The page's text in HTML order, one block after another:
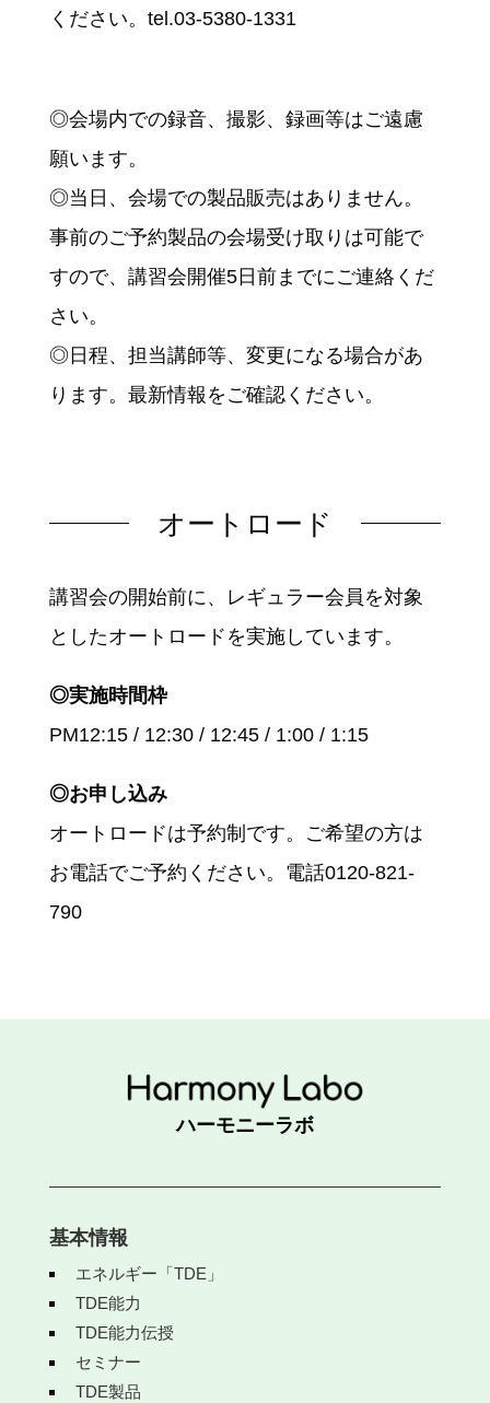
ください。tel.03-5380-1331
◎会場内での録音、撮影、録画等はご遠慮
願います。
◎当日、会場での製品販売はありません。
事前のご予約製品の会場受け取りは可能で
すので、講習会開催5日前までにご連絡くだ
さい。
◎日程、担当講師等、変更になる場合があ
ります。最新情報をご確認ください。
オートロード
講習会の開始前に、レギュラー会員を対象
としたオートロードを実施しています。
◎実施時間枠
PM12:15 / 12:30 / 12:45 / 1:00 / 1:15
◎お申し込み
オートロードは予約制です。ご希望の方は
お電話でご予約ください。電話0120-821-
790
ハーモニーラボ
基本情報
エネルギー「TDE」
TDE能力
TDE能力伝授
セミナー
TDE製品